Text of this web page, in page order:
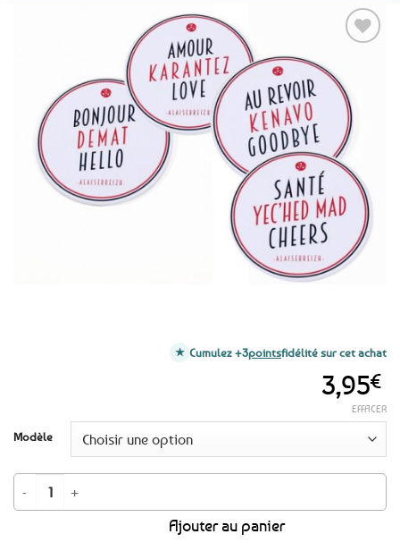
Ajouter
aux
favoris
3,95€
Modèle
EFFACER
quantité de Magnet Rond A l'Aise Breizh Petits mots Bretons
Ajouter au panier
Cumulez +3pointsfidélité sur cet achat